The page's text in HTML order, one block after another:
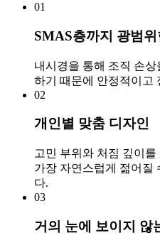
01
SMAS층까지 광범위
내시경을 통해 조직 손
하기 때문에 안정적이고
02
개인별 맞춤 디자인
고민 부위와 처짐 깊이
가장 자연스럽게 젊어질
다.
03
거의 눈에 보이지 않